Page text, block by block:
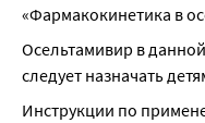
«Фармакокинетика в
Осельтамивир в
следует назначать
Инструкции по